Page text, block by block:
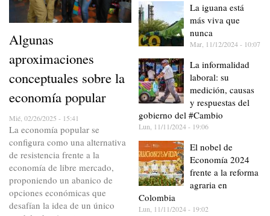
Algunas
aproximaciones
conceptuales sobre la
economía popular
Mié, 02/26/2025 - 15:41
La economía popular se
configura como una alternativa
de resistencia frente a la
economía de libre mercado,
proponiendo un abanico de
opciones económicas que
desafían la idea de un único
La iguana está
más viva que
nunca
Mar, 11/12/2024 - 10:07
La informalidad
laboral: su
medición, causas
y respuestas del
gobierno del #Cambio
Lun, 11/11/2024 - 19:06
El nobel de
Economía 2024
frente a la reforma
agraria en
Colombia
Lun, 11/11/2024 - 19:02